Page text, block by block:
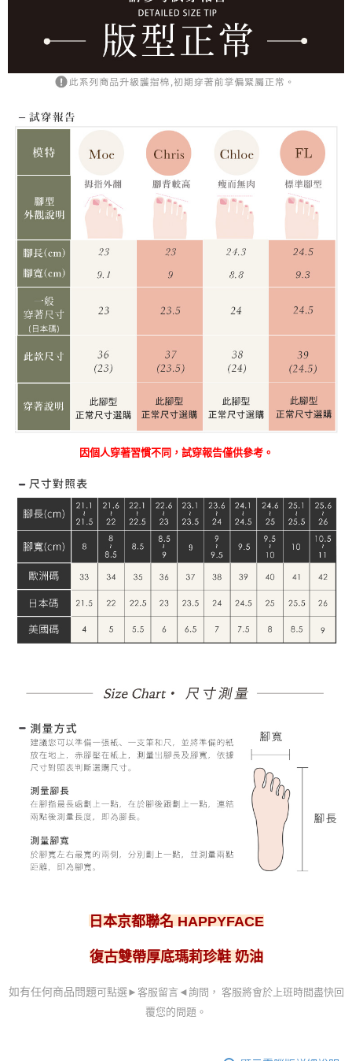
因個人穿著習慣不同，試穿報告僅供參考。
日本京都聯名 HAPPYFACE
復古雙帶厚底瑪莉珍鞋奶油
如有任何商品問題可點選►客服留言◄詢問， 客服將會於上班時間盡快回
覆您的問題。